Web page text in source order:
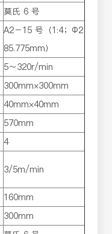
莫氏 6 号
A2－15 号（1:4；Φ2
85.775mm）
5～320r/min
300mm×300mm
40mm×40mm
570mm
4
3/5m/min
160mm
300mm